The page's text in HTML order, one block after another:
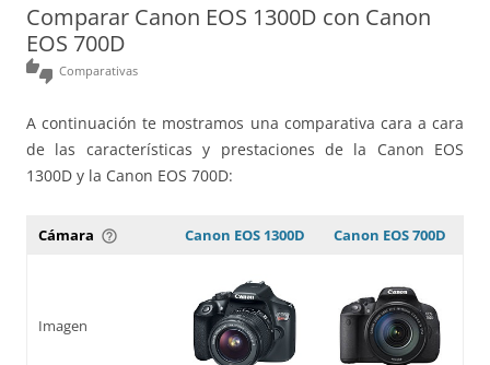
Comparar Canon EOS 1300D con Canon
EOS 700D
thumbs_up_down Comparativas
A continuación te mostramos una comparativa cara a cara
de las características y prestaciones de la Canon EOS
1300D y la Canon EOS 700D:
Cámara help_outline Canon EOS 1300D Canon EOS 700D
Imagen